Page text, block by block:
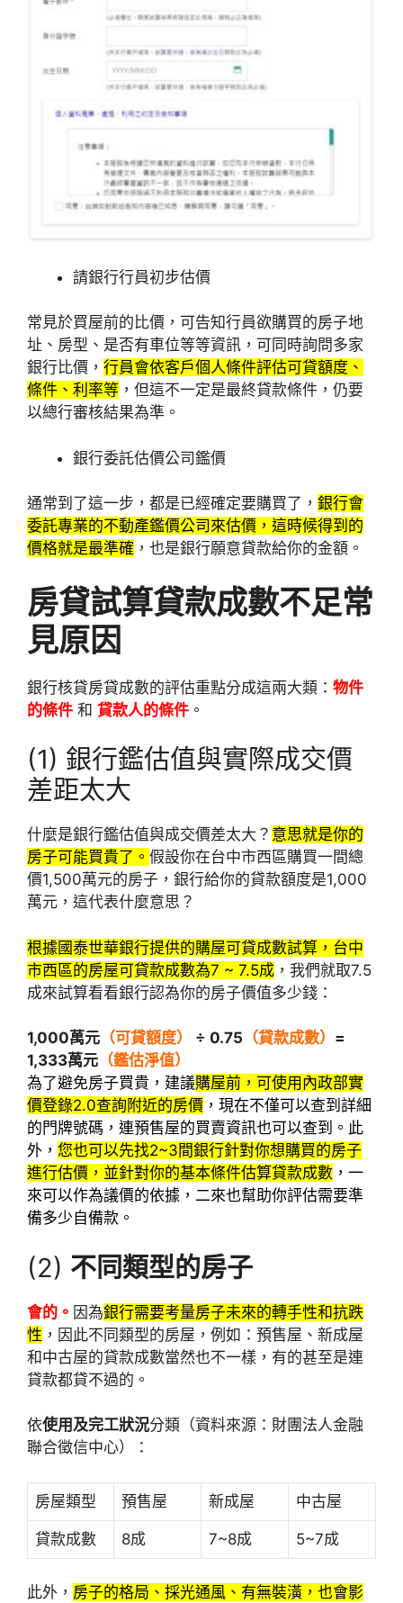
請銀行行員初步估價
常見於買屋前的比價，可告知行員欲購買的房子地
址、房型、是否有車位等等資訊，可同時詢問多家
銀行比價， 行員會依客戶個人條件評估可貸額度、
條件、利率等 ，但這不一定是最終貸款條件，仍要
以總行審核結果為準。
銀行委託估價公司鑑價
通常到了這一步，都是已經確定要購買了， 銀行會
委託專業的不動產鑑價公司來估價，這時候得到的
價格就是最準確 ，也是銀行願意貸款給你的金額。
房貸試算貸款成數不足常
見原因
銀行核貸房貸成數的評估重點分成這兩大類： 物件
的條件 和 貸款人的條件 。
(1) 銀行鑑估值與實際成交價
差距太大
什麼是銀行鑑估值與成交價差太大？ 意思就是你的
房子可能買貴了。 假設你在台中市西區購買一間總
價1,500萬元的房子，銀行給你的貸款額度是1,000
萬元，這代表什麼意思？
根據國泰世華銀行提供的購屋可貸成數試算，台中
市西區的房屋可貸款成數為7 ~ 7.5成 ，我們就取7.5
成來試算看看銀行認為你的房子價值多少錢：
1,000萬元 （可貸額度） ÷ 0.75 （貸款成數） =
1,333萬元 （鑑估淨值）
為了避免房子買貴，建議購屋前，可使用內政部實
價登錄2.0查詢附近的房價 ，現在不僅可以查到詳細
的門牌號碼，連預售屋的買賣資訊也可以查到。此
外， 您也可以先找2~3間銀行針對你想購買的房子
進行估價，並針對你的基本條件估算貸款成數 ，一
來可以作為議價的依據，二來也幫助你評估需要準
備多少自備款。
(2) 不同類型的房子
會的。 因為銀行需要考量房子未來的轉手性和抗跌
性 ，因此不同類型的房屋，例如：預售屋、新成屋
和中古屋的貸款成數當然也不一樣，有的甚至是連
貸款都貸不過的。
依使用及完工狀況分類（資料來源：財團法人金融
聯合徵信中心）：
房屋類型 預售屋 新成屋 中古屋
貸款成數 8成 7~8成 5~7成
此外， 房子的格局、採光通風、有無裝潢，也會影